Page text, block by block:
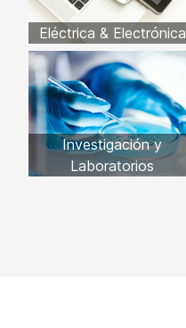
Eléctrica & Electrónica
Investigación y
Laboratorios